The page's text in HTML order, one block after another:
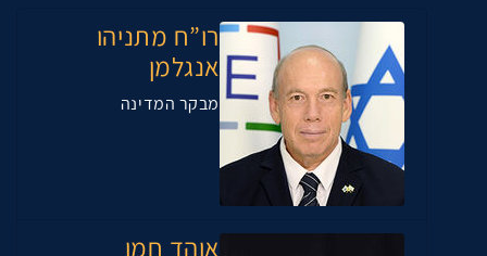
רו”ח מתניהו
אנגלמן
מבקר המדינה
אוהד חמו